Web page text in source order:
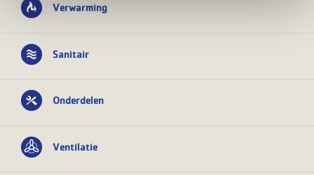
Verwarming
Sanitair
Onderdelen
Ventilatie